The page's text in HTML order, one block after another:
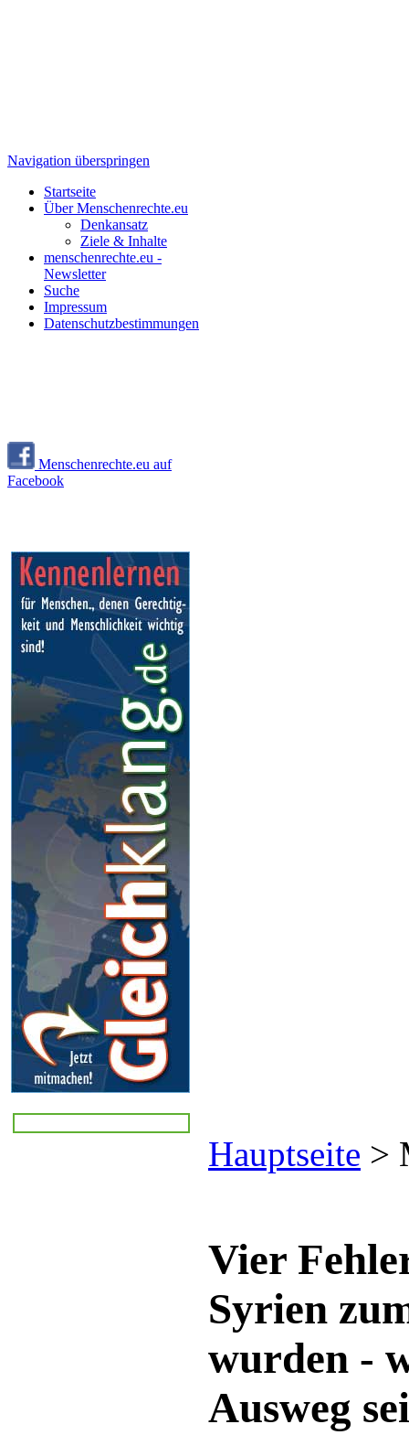
Navigation überspringen
Startseite
Über Menschenrechte.eu
Denkansatz
Ziele & Inhalte
menschenrechte.eu -
Newsletter
Suche
Impressum
Datenschutzbestimmungen
Menschenrechte.eu auf
Facebook
Hauptseite >
Vier
Syrien
wurden -
Ausweg